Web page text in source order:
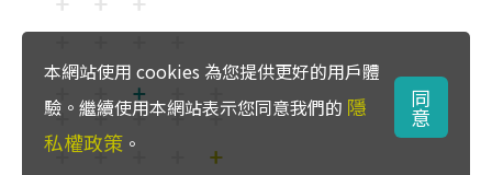
本網站使用 cookies 為您提供更好的用戶體
驗。繼續使用本網站表示您同意我們的 隱
私權政策 。
同
意